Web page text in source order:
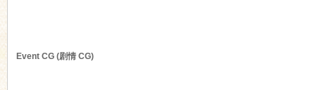
Event CG (剧情 CG)